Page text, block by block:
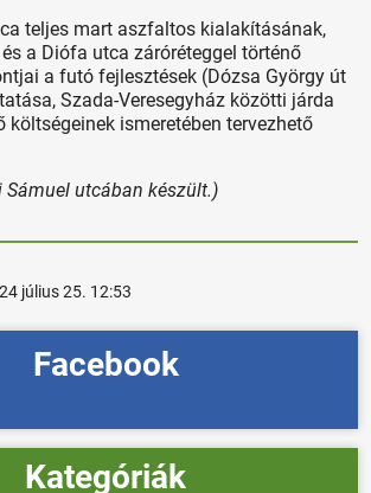
teljes mart aszfaltos kialakításának,
a Diófa utca záróréteggel történő
a futó fejlesztések (Dózsa György út
Szada-Veresegyház közötti járda
költségeinek ismeretében tervezhető
Sámuel utcában készült.)
július 25. 12:53
Facebook
Kategóriák